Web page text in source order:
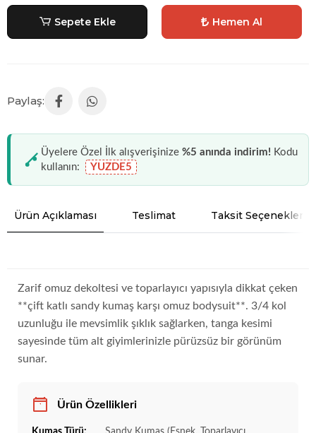
Sepete Ekle Hemen Al
Üyelere Özel İlk alışverişinize %5 anında indirim! Kodu
kullanın:
YUZDE5
Ürün Açıklaması Teslimat Taksit Seçenekleri
Zarif omuz dekoltesi ve toparlayıcı yapısıyla dikkat çeken
**çift katlı sandy kumaş karşı omuz bodysuit**. 3/4 kol
uzunluğu ile mevsimlik şıklık sağlarken, tanga kesimi
sayesinde tüm alt giyimlerinizle pürüzsüz bir görünüm
sunar.
Ürün Özellikleri